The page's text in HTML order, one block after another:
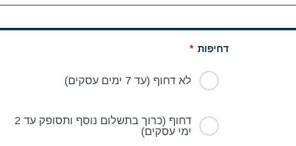
דחיפות
לא דחוף (עד 7 ימים עסקים)
דחוף (כרוך בתשלום נוסף ותסופק עד 2
ימי עסקים)